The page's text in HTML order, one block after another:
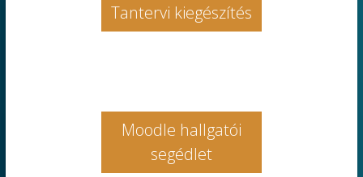
Tantervi kiegészítés
Moodle hallgatói
segédlet